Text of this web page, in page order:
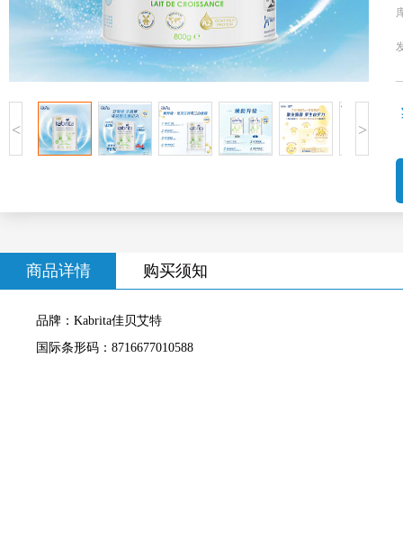
< >
商品详情 购买须知
品牌：Kabrita佳贝艾特
国际条形码：8716677010588